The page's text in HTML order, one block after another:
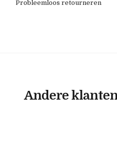
Probleemloos retourneren
Andere